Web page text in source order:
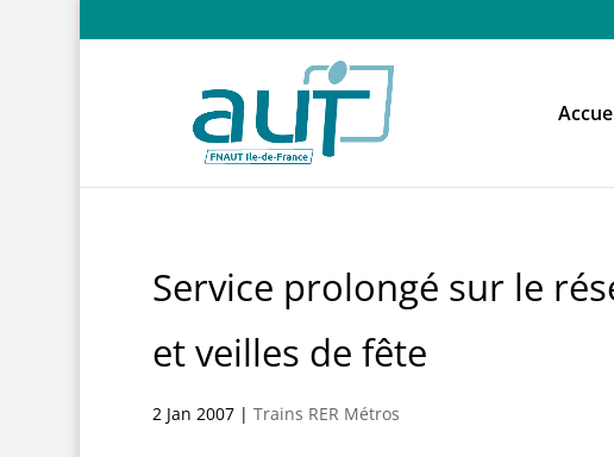
Service prolongé sur le
et veilles de fête
2 Jan 2007| Trains RER Métros